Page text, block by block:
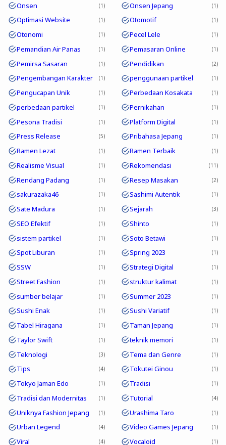
Onsen 1 Onsen Jepang 1
Optimasi Website 1 Otomotif 1
Otonomi 1 Pecel Lele 1
Pemandian Air Panas 1 Pemasaran Online 1
Pemirsa Sasaran 1 Pendidikan 2
Pengembangan Karakter 1 penggunaan partikel 1
Pengucapan Unik 1 Perbedaan Kosakata 1
perbedaan partikel 1 Pernikahan 1
Pesona Tradisi 1 Platform Digital 1
Press Release 5 Pribahasa Jepang 1
Ramen Lezat 1 Ramen Terbaik 1
Realisme Visual 1 Rekomendasi 11
Rendang Padang 1 Resep Masakan 2
sakurazaka46 1 Sashimi Autentik 1
Sate Madura 1 Sejarah 3
SEO Efektif 1 Shinto 1
sistem partikel 1 Soto Betawi 1
Spot Liburan 1 Spring 2023 1
SSW 1 Strategi Digital 1
Street Fashion 1 struktur kalimat 1
sumber belajar 1 Summer 2023 1
Sushi Enak 1 Sushi Variatif 1
Tabel Hiragana 1 Taman Jepang 1
Taylor Swift 1 teknik memori 1
Teknologi 3 Tema dan Genre 1
Tips 4 Tokutei Ginou 1
Tokyo Jaman Edo 1 Tradisi 1
Tradisi dan Modernitas 1 Tutorial 4
Uniknya Fashion Jepang 1 Urashima Taro 1
Urban Legend 4 Video Games Jepang 1
Viral 4 Vocaloid 1